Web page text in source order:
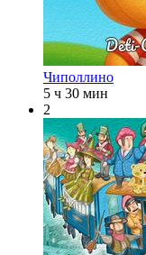
Чиполлино
5 ч 30 мин
2